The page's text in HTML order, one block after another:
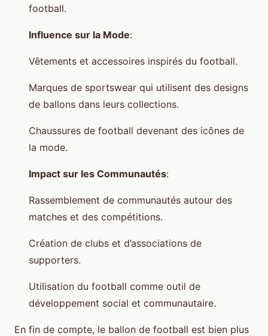
football.
Influence sur la Mode:
Vêtements et accessoires inspirés du football.
Marques de sportswear qui utilisent des designs
de ballons dans leurs collections.
Chaussures de football devenant des icônes de
la mode.
Impact sur les Communautés:
Rassemblement de communautés autour des
matches et des compétitions.
Création de clubs et d’associations de
supporters.
Utilisation du football comme outil de
développement social et communautaire.
En fin de compte, le ballon de football est bien plus